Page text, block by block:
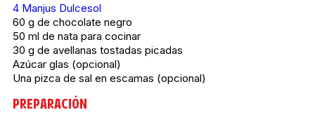
4 Manjus Dulcesol
60 g de chocolate negro
50 ml de nata para cocinar
30 g de avellanas tostadas picadas
Azúcar glas (opcional)
Una pizca de sal en escamas (opcional)
PREPARACIÓN